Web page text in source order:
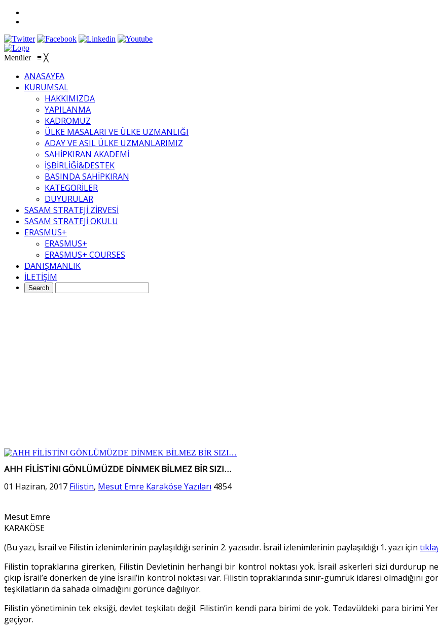
Menüler ≡ ╳
ANASAYFA
KURUMSAL
HAKKIMIZDA
YAPILANMA
KADROMUZ
ÜLKE MASALARI VE ÜLKE UZMANLIĞI
ADAY VE ASIL ÜLKE UZMANLARIMIZ
SAHİPKIRAN AKADEMİ
İŞBİRLİĞİ&DESTEK
BASINDA SAHİPKIRAN
KATEGORİLER
DUYURULAR
SASAM STRATEJİ ZİRVESİ
SASAM STRATEJİ OKULU
ERASMUS+
ERASMUS+
ERASMUS+ COURSES
DANIŞMANLIK
İLETİŞİM
AHH FİLİSTİN! GÖNLÜMÜZDE DİNMEK BİLMEZ BİR SIZI…
01 Haziran, 2017 Filistin, Mesut Emre Karaköse Yazıları 4854
Mesut Emre
KARAKÖSE
(Bu yazı, İsrail ve Filistin izlenimlerinin paylaşıldığı serinin 2. yazısıdır. İsrail izlenimlerinin paylaşıldığı 1. yazı için
Filistin topraklarına girerken, Filistin Devletinin herhangi bir kontrol noktası yok. İsrail askerleri sizi durdurup
çıkıp İsrail’e dönerken de yine İsrail’in kontrol noktası var. Filistin topraklarında sınır-gümrük idaresi olmadığını
teşkilatların da sahada olmadığını görünce dağılıyor.
Filistin yönetiminin tek eksiği, devlet teşkilatı değil. Filistin’in kendi para birimi de yok. Tedavüldeki para birimi
geçiyor.